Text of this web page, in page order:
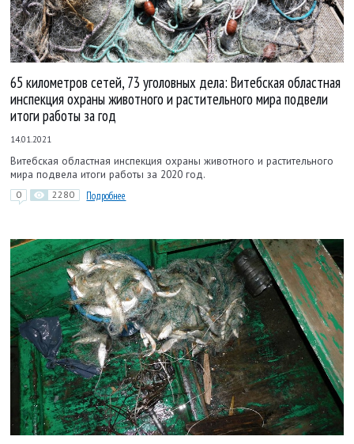
65 километров сетей, 73 уголовных дела: Витебская областная
инспекция охраны животного и растительного мира подвели
итоги работы за год
14.01.2021
Витебская областная инспекция охраны животного и растительного
мира подвела итоги работы за 2020 год.
0 2280 Подробнее